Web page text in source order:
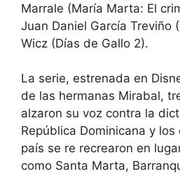
Marrale (María Marta: El
Juan Daniel García Treviño
Wicz (Días de Gallo 2).
La serie, estrenada en
de las hermanas Mirabal,
alzaron su voz contra la
República Dominicana y
país se re recrearon en
como Santa Marta,